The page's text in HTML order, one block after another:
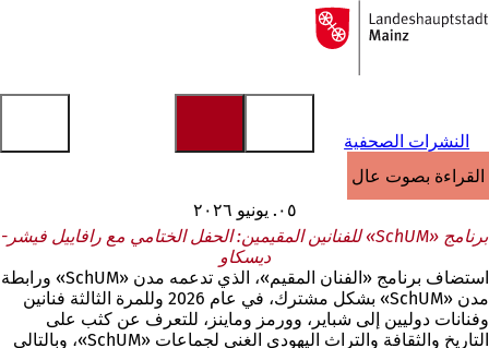
الانتقال إلى المحتوى
إلى
الصفحة
النشرات الصحفية
القراءة بصوت عالٍ
٠٥. يونيو ٢٠٢٦
برنامج «SchUM» للفنانين المقيمين: الحفل الختامي مع رافاييل فيشر-
ديسكاو
استضاف برنامج «الفنان المقيم»، الذي تدعمه مدن «SchUM» ورابطة
مدن «SchUM» بشكل مشترك، في عام 2026 وللمرة الثالثة فنانين
وفنانات دوليين إلى شباير، وورمز وماينز، للتعرف عن كثب على
التاريخ والثقافة والتراث اليهودي الغني لجماعات «SchUM»، وبالتالي